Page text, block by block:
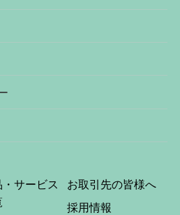
・サービス
お取引先の皆様へ
採用情報